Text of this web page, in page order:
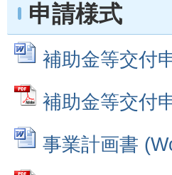
申請様式
補助金等交付
補助金等交付
事業計画書